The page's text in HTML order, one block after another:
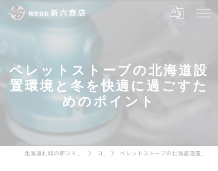
ペレットストーブの北海道設
置環境と冬を快適に過ごすた
めのポイント
コラム ペレットストーブの北海道設置環境と冬を快適に過ごすためのポイント